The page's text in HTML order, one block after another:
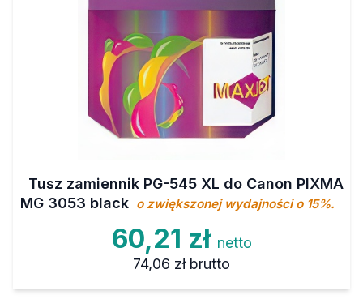
Tusz zamiennik PG-545 XL do Canon PIXMA
MG 3053 black o zwiększonej wydajności o 15%.
60,21 zł netto
74,06 zł brutto